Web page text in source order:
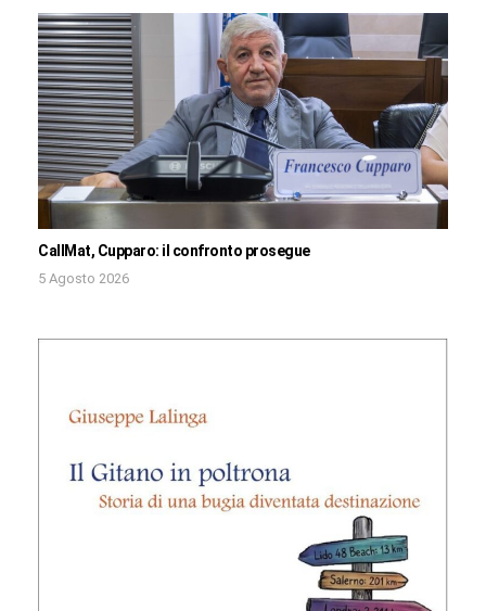
CallMat, Cupparo: il confronto prosegue
5 Agosto 2026